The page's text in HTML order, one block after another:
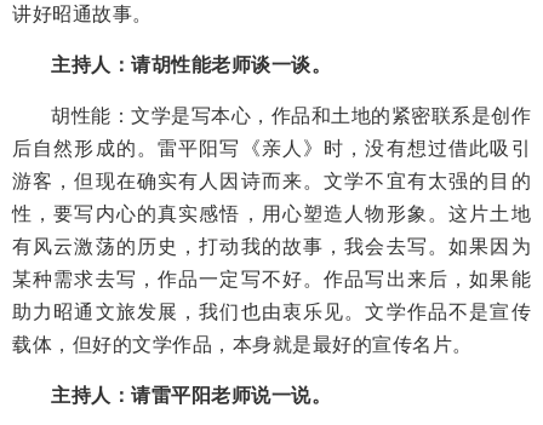
讲好昭通故事。
主持人：请胡性能老师谈一谈。
胡性能：文学是写本心，作品和土地的紧密联系是创作
后自然形成的。雷平阳写《亲人》时，没有想过借此吸引
游客，但现在确实有人因诗而来。文学不宜有太强的目的
性，要写内心的真实感悟，用心塑造人物形象。这片土地
有风云激荡的历史，打动我的故事，我会去写。如果因为
某种需求去写，作品一定写不好。作品写出来后，如果能
助力昭通文旅发展，我们也由衷乐见。文学作品不是宣传
载体，但好的文学作品，本身就是最好的宣传名片。
主持人：请雷平阳老师说一说。